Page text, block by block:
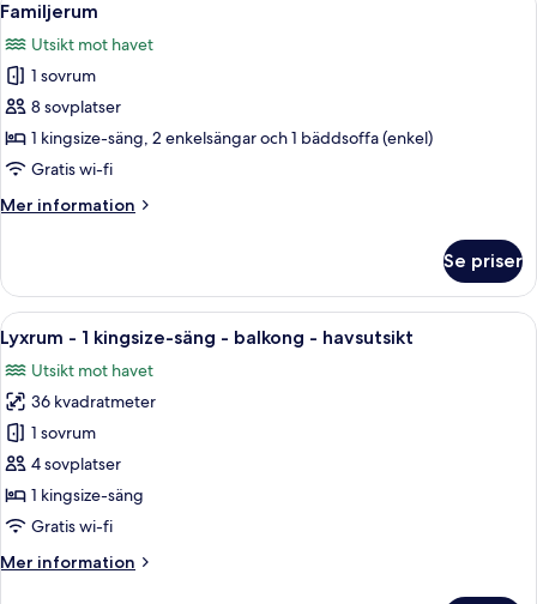
alla
foton
för
Familjerum
5
Familjerum
Utsikt mot havet
1 sovrum
8 sovplatser
1 kingsize-säng, 2 enkelsängar och 1 bäddsoffa (enkel)
Gratis wi-fi
Mer information
Mer
Se priser
Öppna
alla
foton
för
Lyxrum
-
1
kingsize-
-
Lyxrum - 1 kingsize-säng - balkong
10
Lyxrum - 1 kingsize-säng - balkong - havsutsikt
Utsikt mot havet
36 kvadratmeter
1 sovrum
4 sovplatser
1 kingsize-säng
Gratis wi-fi
Mer information
Mer